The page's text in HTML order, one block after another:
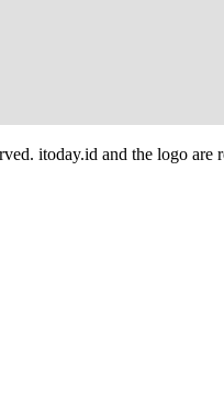
itoday.id and the logo